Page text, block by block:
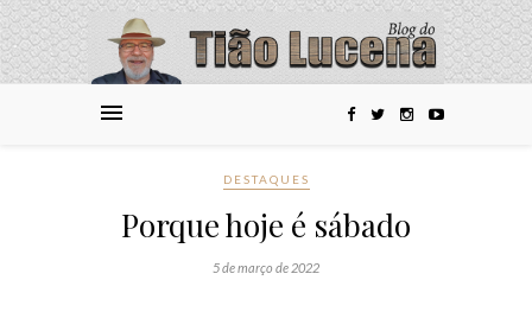
DESTAQUES
Porque hoje é sábado
5 de março de 2022